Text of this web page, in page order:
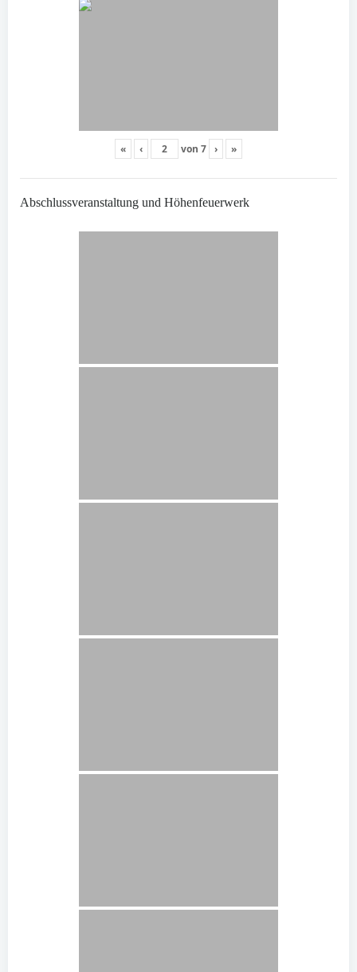
« ‹ von 7 › »
Abschlussveranstaltung und Höhenfeuerwerk